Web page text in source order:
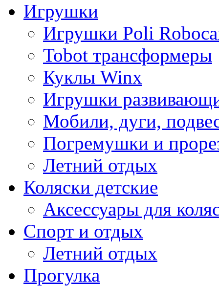
Игрушки
Игрушки Poli
Tobot трансформеры
Куклы Winx
Игрушки
Мобили, дуги,
Погремушки и
Летний отдых
Коляски детские
Аксессуары для
Спорт и отдых
Летний отдых
Прогулка